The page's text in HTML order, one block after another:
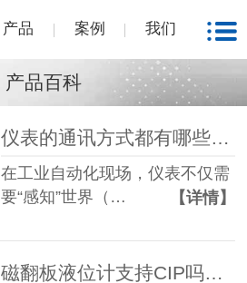
产品 案例 我们
产品百科
仪表的通讯方式都有哪些？西安相远科技有限公司为您解答
在工业自动化现场，仪表不仅需
要“感知”世界（…
【详情】
磁翻板液位计支持CIP吗？CIP指的是什么？